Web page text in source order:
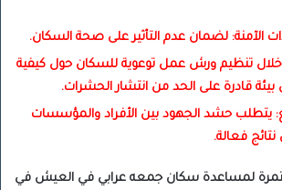
الآمنة: لضمان عدم التأثير على صحة السكان.
تنظيم ورش عمل توعوية للسكان حول كيفية
بيئة قادرة على الحد من انتشار الحشرات.
يتطلب حشد الجهود بين الأفراد والمؤسسات
فعالة.
لمساعدة سكان جمعه عرابي في العيش في